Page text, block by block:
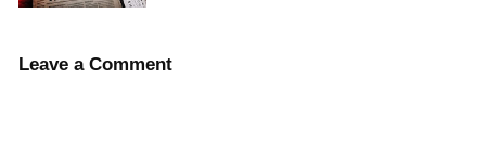
Leave a Comment